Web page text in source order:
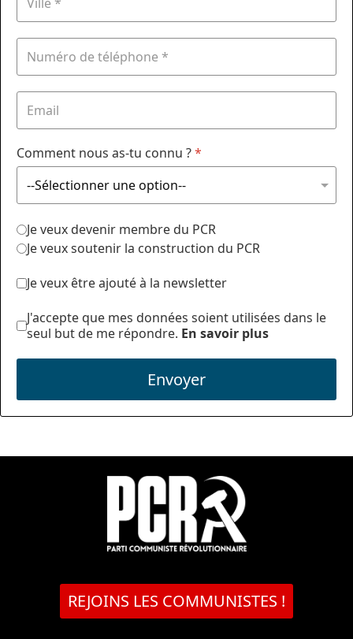
Comment nous as-tu connu ?*
Je veux devenir membre du PCR
Je veux soutenir la construction du PCR
Je veux être ajouté à la newsletter
J'accepte que mes données soient utilisées dans le
seul but de me répondre. En savoir plus
Envoyer
REJOINS LES COMMUNISTES !